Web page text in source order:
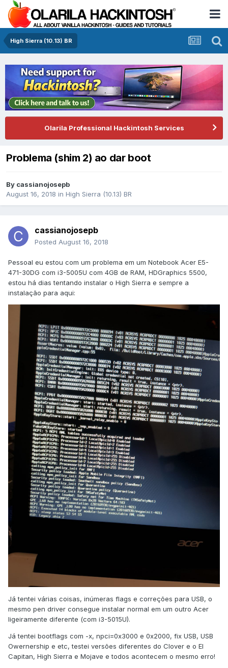
High Sierra (10.13) BR
Olarila Professional Hackintosh Services
Problema (shim 2) ao dar boot
By cassianojosepb
August 16, 2018 in High Sierra (10.13) BR
cassianojosepb
Posted August 16, 2018
Pessoal eu estou com um problema em um Notebook Acer E5-
471-30DG com i3-5005U com 4GB de RAM, HDGraphics 5500,
estou há dias tentando instalar o High Sierra e sempre a
instalação para aqui:
Já tentei várias coisas, inúmeras flags e correções para USB, o
mesmo pen driver consegue instalar normal em um outro Acer
ligeiramente diferente (com i3-5015U).
Já tentei bootflags com -x, npci=0x3000 e 0x2000, fix USB, USB
Owernership e etc, testei versões diferentes do Clover e o El
Capitan, High Sierra e Mojave e todos acontecem o mesmo erro!